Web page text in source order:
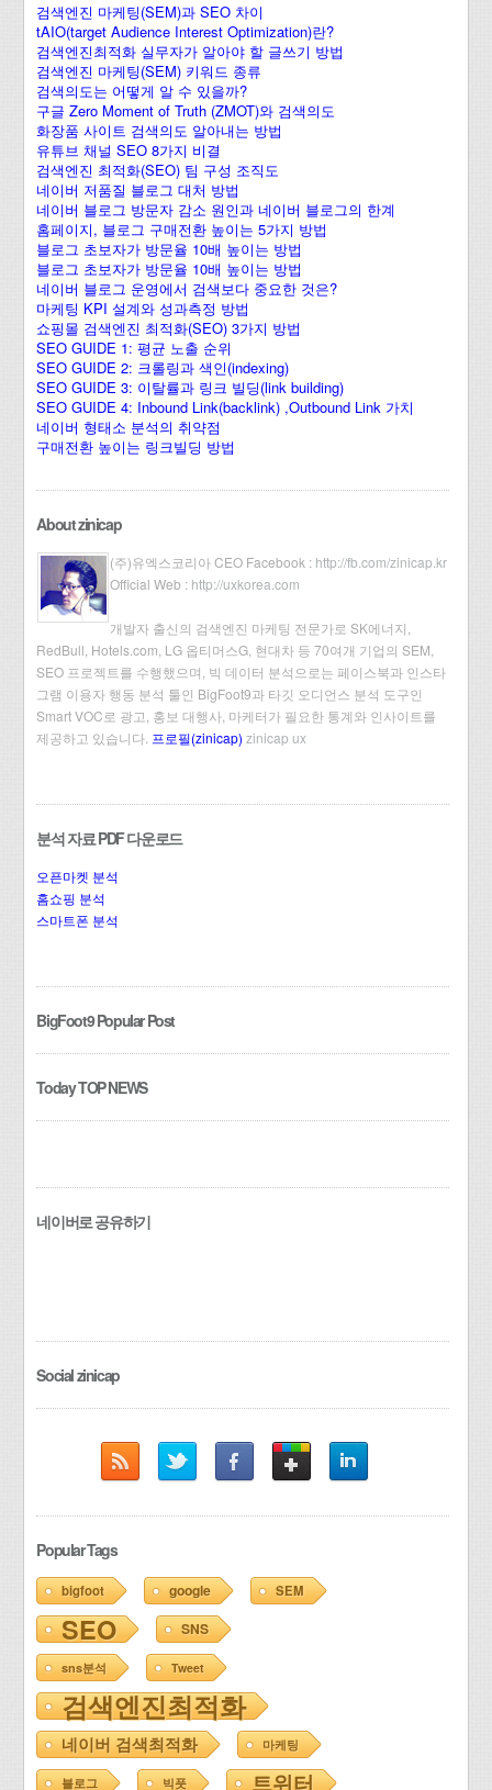
검색엔진 마케팅(SEM)과 SEO 차이
tAIO(target Audience Interest Optimization)란?
검색엔진최적화 실무자가 알아야 할 글쓰기 방법
검색엔진 마케팅(SEM) 키워드 종류
검색의도는 어떻게 알 수 있을까?
구글 Zero Moment of Truth (ZMOT)와 검색의도
화장품 사이트 검색의도 알아내는 방법
유튜브 채널 SEO 8가지 비결
검색엔진 최적화(SEO) 팀 구성 조직도
네이버 저품질 블로그 대처 방법
네이버 블로그 방문자 감소 원인과 네이버 블로그의 한계
홈페이지, 블로그 구매전환 높이는 5가지 방법
블로그 초보자가 방문율 10배 높이는 방법
블로그 초보자가 방문율 10배 높이는 방법
네이버 블로그 운영에서 검색보다 중요한 것은?
마케팅 KPI 설계와 성과측정 방법
쇼핑몰 검색엔진 최적화(SEO) 3가지 방법
SEO GUIDE 1: 평균 노출 순위
SEO GUIDE 2: 크롤링과 색인(indexing)
SEO GUIDE 3: 이탈률과 링크 빌딩(link building)
SEO GUIDE 4: Inbound Link(backlink) ,Outbound Link 가치
네이버 형태소 분석의 취약점
구매전환 높이는 링크빌딩 방법
About zinicap
(주)유엑스코리아 CEO Facebook : http://fb.com/zinicap.kr
Official Web : http://uxkorea.com
개발자 출신의 검색엔진 마케팅 전문가로 SK에너지,
RedBull, Hotels.com, LG 옵티머스G, 현대차 등 70여개 기업의 SEM,
SEO 프로젝트를 수행했으며, 빅 데이터 분석으로는 페이스북과 인스타
그램 이용자 행동 분석 툴인 BigFoot9과 타깃 오디언스 분석 도구인
Smart VOC로 광고, 홍보 대행사, 마케터가 필요한 통계와 인사이트를
제공하고 있습니다. 프로필(zinicap) zinicap ux
분석 자료 PDF 다운로드
오픈마켓 분석
홈쇼핑 분석
스마트폰 분석
BigFoot9 Popular Post
Today TOP NEWS
네이버로 공유하기
Social zinicap
Popular Tags
bigfoot google SEM
SEO SNS
sns분석 Tweet
검색엔진최적화
네이버 검색최적화 마케팅
블로그 빅풋 트위터